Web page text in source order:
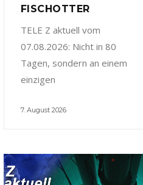
FISCHOTTER
TELE Z aktuell vom
07.08.2026: Nicht in 80
Tagen, sondern an einem
einzigen
7. August 2026